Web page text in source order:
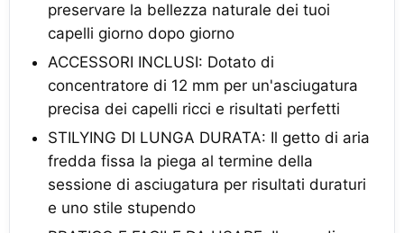
preservare la bellezza naturale dei tuoi
capelli giorno dopo giorno
ACCESSORI INCLUSI: Dotato di
concentratore di 12 mm per un'asciugatura
precisa dei capelli ricci e risultati perfetti
STILYING DI LUNGA DURATA: Il getto di aria
fredda fissa la piega al termine della
sessione di asciugatura per risultati duraturi
e uno stile stupendo